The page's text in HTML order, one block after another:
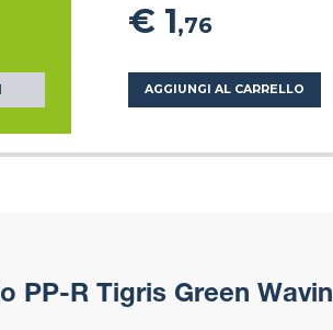
€ 1,76
AGGIUNGI AL CARRELLO
PP-R Tigris Green Wavin